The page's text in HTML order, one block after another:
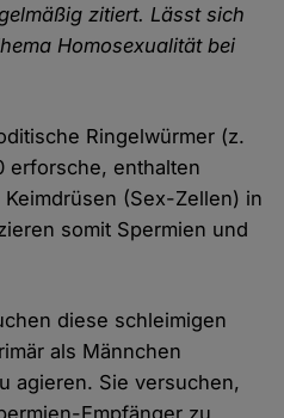
zitiert. Lässt sich
Homosexualität bei
Ringelwürmer (z.
erforsche, enthalten
(Sex-Zellen) in
somit Spermien und
diese schleimigen
als Männchen
agieren. Sie versuchen,